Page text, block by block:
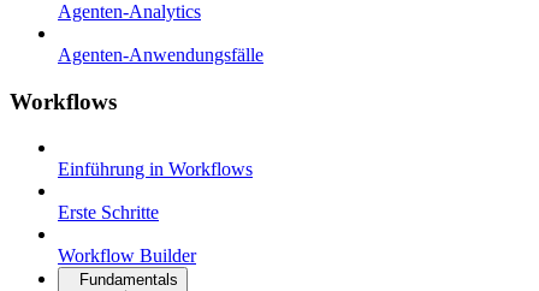
Agenten-Analytics
Agenten-Anwendungsfälle
Workflows
Einführung in Workflows
Erste Schritte
Workflow Builder
Fundamentals